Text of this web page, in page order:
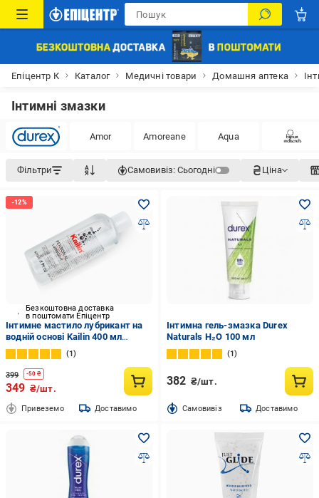
Епіцентр К Каталог Медичні товари Домашня аптека
Інтимні змазки
Amor Amoreane Aqua
Фільтри Самовивіз: Сьогодні Ціна
Безкоштовна доставка
в поштомати Епіцентр
Інтимне мастило лубрикант на
водній основі Kailin 400 мл
(R112)
1
399 -50 ₴
349 ₴/шт.
Привеземо Доставимо
Інтимна гель-змазка Durex
Naturals H₂O 100 мл
1
382 ₴/шт.
Cамовивіз Доставимо